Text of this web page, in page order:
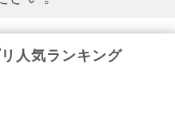
人気ランキング